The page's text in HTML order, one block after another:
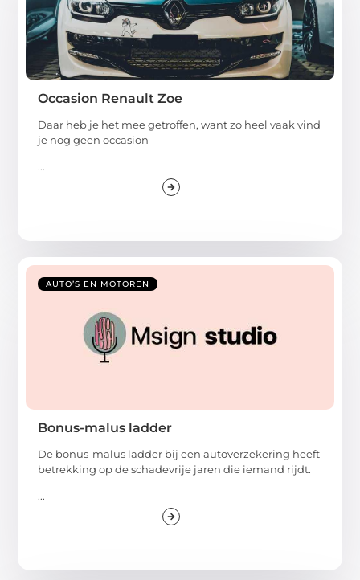
Occasion Renault Zoe
Daar heb je het mee getroffen, want zo heel vaak vind
je nog geen occasion
...
AUTO’S EN MOTOREN
Bonus-malus ladder
De bonus-malus ladder bij een autoverzekering heeft
betrekking op de schadevrije jaren die iemand rijdt.
...